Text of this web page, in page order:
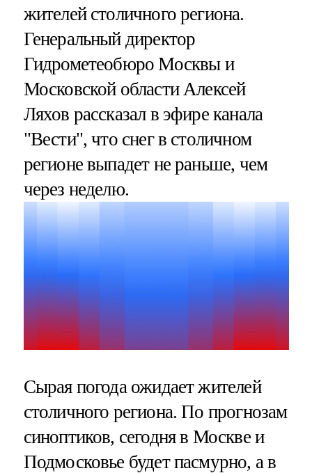
жителей столичного региона.
Генеральный директор
Гидрометеобюро Москвы и
Московской области Алексей
Ляхов рассказал в эфире канала
"Вести", что снег в столичном
регионе выпадет не раньше, чем
через неделю.
Сырая погода ожидает жителей
столичного региона. По прогнозам
синоптиков, сегодня в Москве и
Подмосковье будет пасмурно, а в